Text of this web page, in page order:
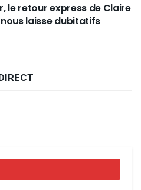
le retour express de Claire
laisse dubitatifs